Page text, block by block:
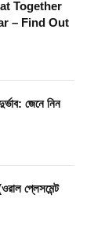
Together
– Find Out
জেনে নিন
প্লেসমেন্ট